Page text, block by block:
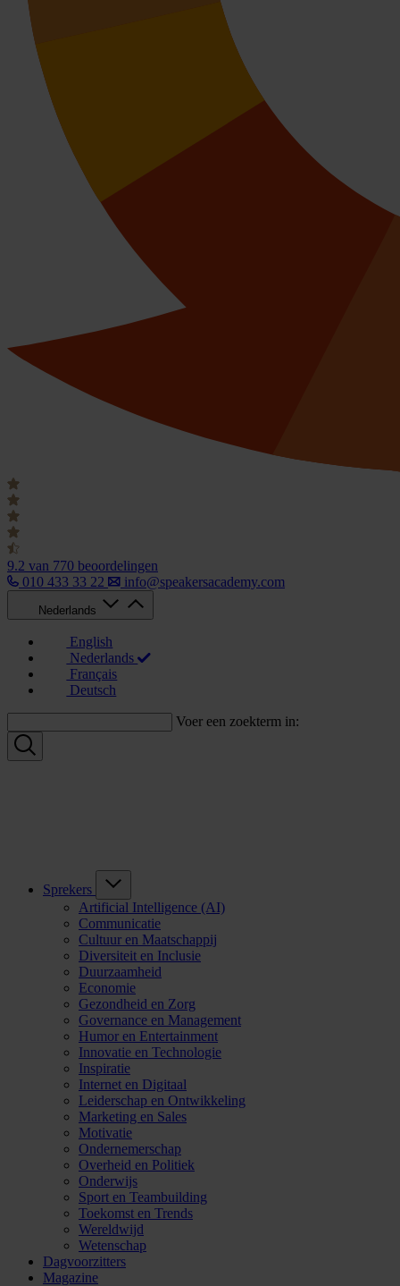
9.2 van 770 beoordelingen
010 433 33 22
info@speakersacademy.com
Nederlands
English
Nederlands
Français
Deutsch
Voer een zoekterm in:
Sprekers
Artificial Intelligence (AI)
Communicatie
Cultuur en Maatschappij
Diversiteit en Inclusie
Duurzaamheid
Economie
Gezondheid en Zorg
Governance en Management
Humor en Entertainment
Innovatie en Technologie
Inspiratie
Internet en Digitaal
Leiderschap en Ontwikkeling
Marketing en Sales
Motivatie
Ondernemerschap
Overheid en Politiek
Onderwijs
Sport en Teambuilding
Toekomst en Trends
Wereldwijd
Wetenschap
Dagvoorzitters
Magazine